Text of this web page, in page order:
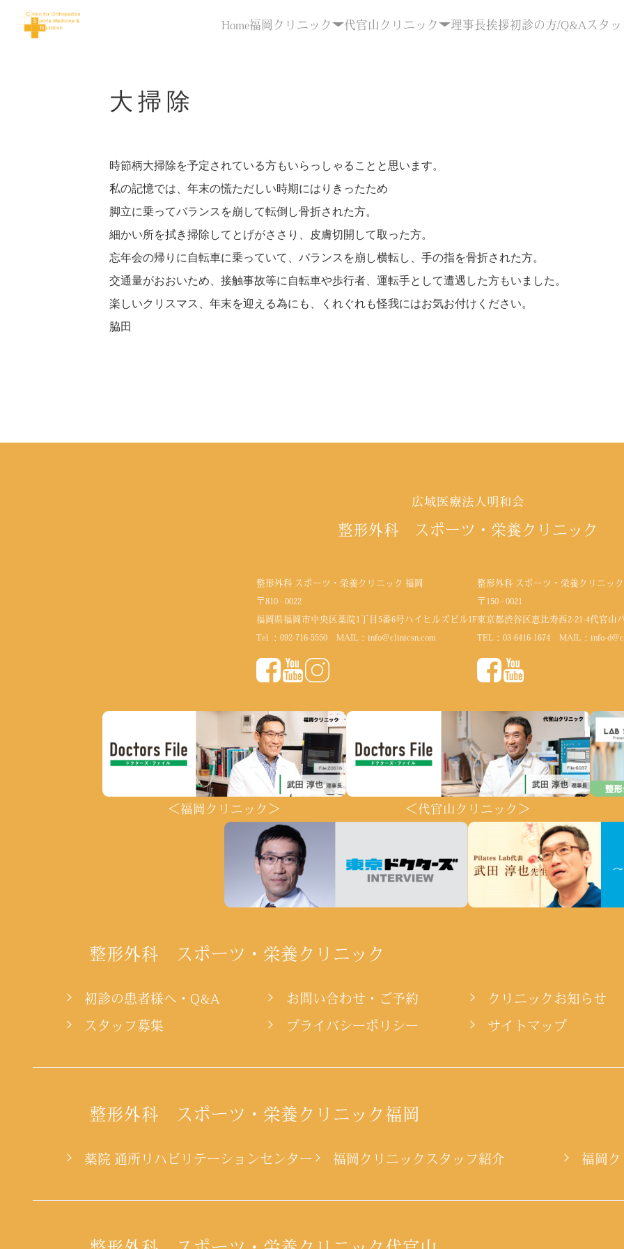
Home福岡クリニック 代官山クリニック 理事長挨拶初診の方/Q&A スタ
大掃除
時節柄大掃除を予定されている方もいらっしゃることと思います。
私の記憶では、年末の慌ただしい時期にはりきったため
脚立に乗ってバランスを崩して転倒し骨折された方。
細かい所を拭き掃除してとげがささり、皮膚切開して取った方。
忘年会の帰りに自転車に乗っていて、バランスを崩し横転し、手の指を骨折された方。
交通量がおおいため、接触事故等に自転車や歩行者、運転手として遭遇した方もいました。
楽しいクリスマス、年末を迎える為にも、くれぐれも怪我にはお気お付けください。
脇田
広域医療法人明和会
整形外科 スポーツ・栄養クリニック
整形外科 スポーツ・栄養クリニック 福岡
〒810 - 0022
福岡県福岡市中央区薬院1丁目5番6号ハイヒルズビル1F
Tel ： 092-716-5550MAIL： info@clinicsn.com
整形外科 スポーツ・栄養クリニッ
〒150 - 0021
東京都渋谷区恵比寿西2-21-4代官山
TEL： 03-6416-1674MAIL： info-
＜福岡クリニック＞ ＜代官山クリニック＞
整形外科 スポーツ・栄養クリニック
初診の患者様へ・Q&A お問い合わせ・ご予約 クリニックお知らせ
スタッフ募集 プライバシーポリシー サイトマップ
整形外科 スポーツ・栄養クリニック福岡
薬院 通所リハビリテーションセンター 福岡クリニックスタッフ紹介 福岡